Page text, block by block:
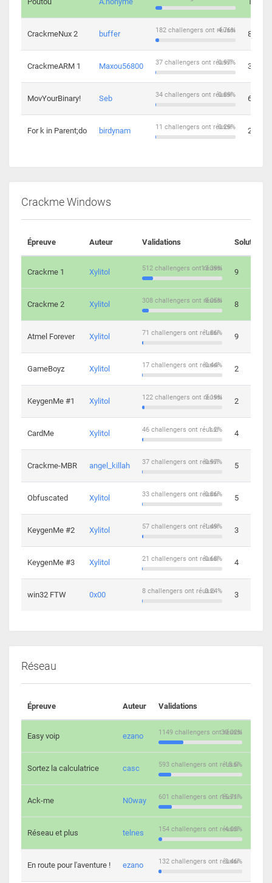
CrackmeNux 2 buffer 4.76%
182 challengers ont réussi 8
CrackmeARM 1 Maxou56800 0.97%
37 challengers ont réussi 3
MovYourBinary! Seb 0.89%
34 challengers ont réussi 6
For k in Parent;do birdynam 0.29%
11 challengers ont réussi 2
Crackme Windows
Épreuve Auteur Validations Solutions
Crackme 1 Xylitol 13.39%
512 challengers ont réussi 9
Crackme 2 Xylitol 8.05%
308 challengers ont réussi 8
Atmel Forever Xylitol 1.86%
71 challengers ont réussi 9
GameBoyz Xylitol 0.44%
17 challengers ont réussi 2
KeygenMe #1 Xylitol 3.19%
122 challengers ont réussi 2
CardMe Xylitol 1.2%
46 challengers ont réussi 4
Crackme-MBR angel_killah 0.97%
37 challengers ont réussi 5
Obfuscated Xylitol 0.86%
33 challengers ont réussi 5
KeygenMe #2 Xylitol 1.49%
57 challengers ont réussi 3
KeygenMe #3 Xylitol 0.68%
21 challengers ont réussi 4
win32 FTW 0x00 0.24%
8 challengers ont réussi 3
Réseau
Épreuve Auteur Validations
Easy voip ezano 30.02%
1149 challengers ont réussi
Sortez la calculatrice casc 15.5%
593 challengers ont réussi
Ack-me N0way 15.71%
601 challengers ont réussi
Réseau et plus telnes 4.03%
154 challengers ont réussi
En route pour l'aventure ! ezano 3.46%
132 challengers ont réussi